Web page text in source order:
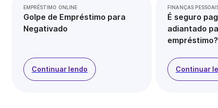
EMPRÉSTIMO ONLINE
Golpe de Empréstimo para
Negativado
Continuar lendo
FINANÇAS
É seguro
adiantado
empréstimo?
Continuar